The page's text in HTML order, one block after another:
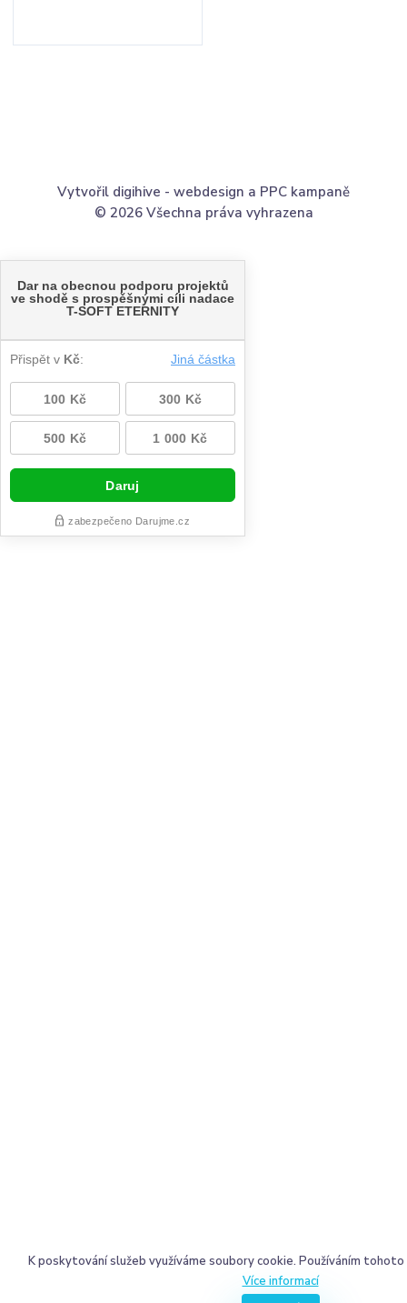
K poskytování služeb využíváme soubory cookie. Používáním
Více informací
© 2026 Všechna práva vyhrazena
Vytvořil digihive - webdesign a PPC kampaně